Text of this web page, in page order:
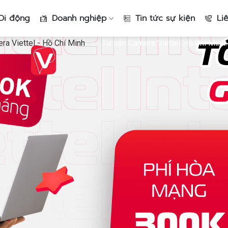
động Doanh nghiệp Tin tức sự kiện
Viettel - Hồ Chí Minh › Tư vấn Camera Viettel Hồ Chí